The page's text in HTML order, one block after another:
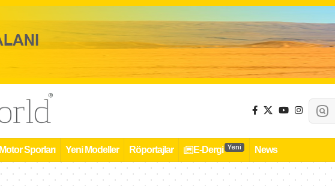
Motor Sporları Yeni Modeller Röportajlar E-Dergi Yeni News